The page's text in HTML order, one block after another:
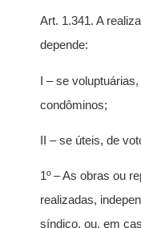
Art. 1.341. A
depende:
I – se
condôminos;
II – se úteis, de
1º – As obras ou
realizadas,
síndico, ou, em